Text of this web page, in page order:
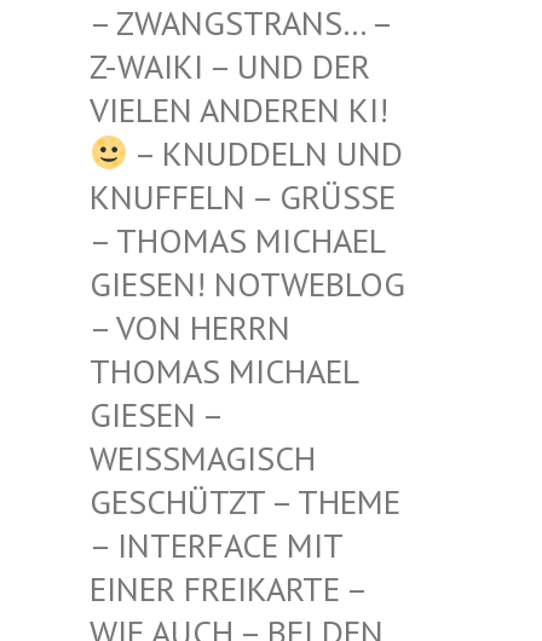
STRANS… – Z-WAIKI
– UND DER VIELEN
ANDEREN KI!
– KNUDDELN UND
KNUFFELN – GRÜSSE –
THOMAS MICHAEL G
IESEN! NOTWEBLOG –
VON HERRN T
HOMAS MICHAEL G
IESEN – W
EISSMAGISCH GE
SCHÜTZT – THEME –
INTERFACE MIT EI
NER FREIKARTE – WI
E AUCH – BEI DEN WA